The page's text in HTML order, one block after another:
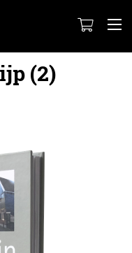
(2)